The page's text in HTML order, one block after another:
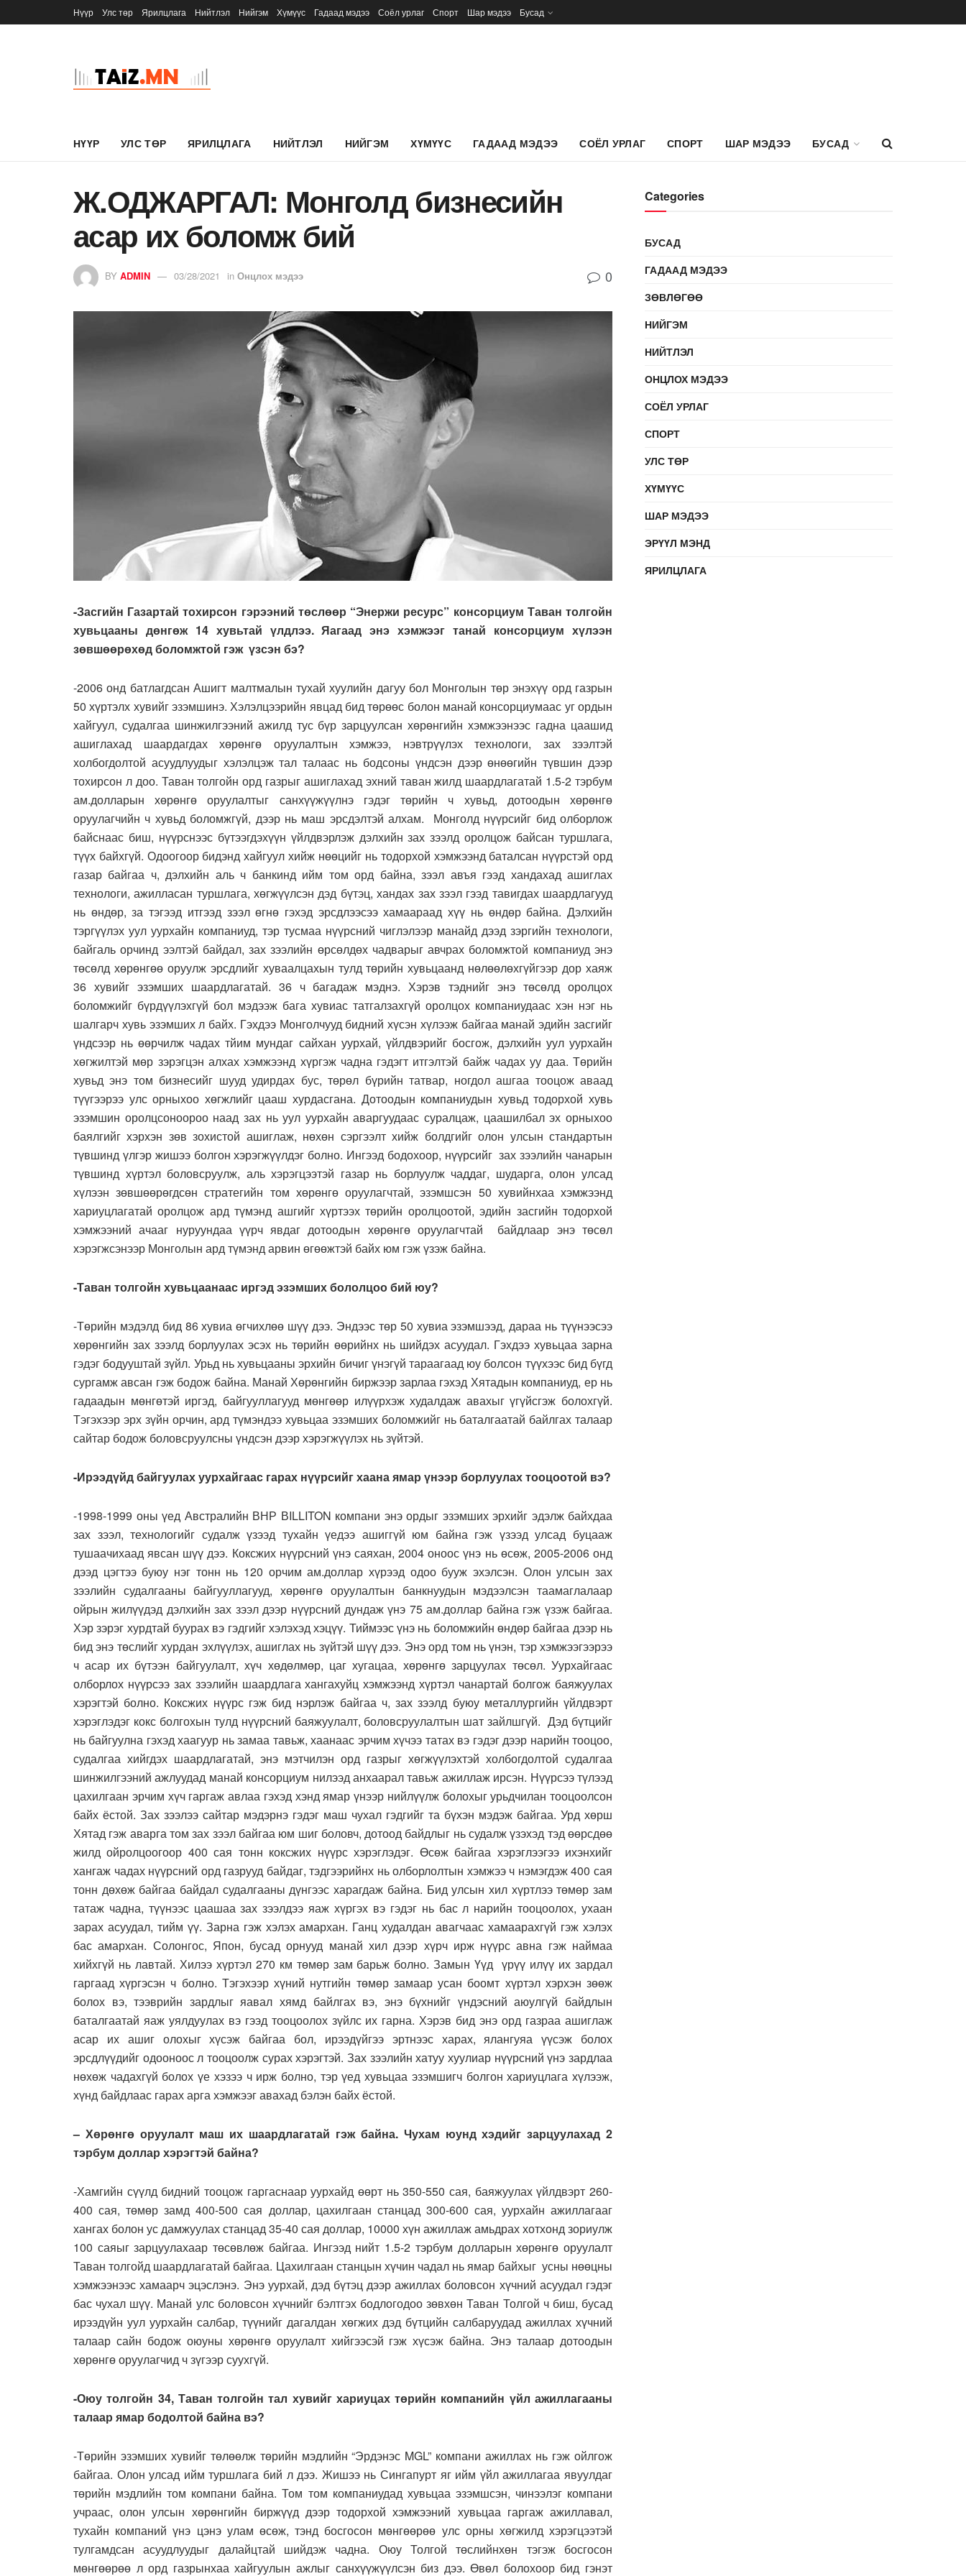
Нүүр Улс төр Ярилцлага Нийтлэл Нийгэм Хүмүүс Гадаад мэдээ Соёл урлаг Спорт Шар мэдээ Бусад
НҮҮР УЛС ТӨР ЯРИЛЦЛАГА НИЙТЛЭЛ НИЙГЭМ ХҮМҮҮС ГАДААД МЭДЭЭ СОЁЛ УРЛАГ СПОРТ ШАР МЭДЭЭ БУСАД
Ж.ОДЖАРГАЛ: Монголд бизнесийн
асар их боломж бий
BY ADMIN 03/28/2021 in Онцлох мэдээ 0
-Засгийн Газартай тохирсон гэрээний төслөөр “Энержи ресурс” консорциум Таван толгойн
хувьцааны дөнгөж 14 хувьтай үлдлээ. Яагаад энэ хэмжээг танай консорциум хүлээн
зөвшөөрөхөд боломжтой гэж үзсэн бэ?
-2006 онд батлагдсан Ашигт малтмалын тухай хуулийн дагуу бол Монголын төр энэхүү орд газрын
50 хүртэлх хувийг эзэмшинэ. Хэлэлцээрийн явцад бид төрөөс болон манай консорциумаас уг ордын
хайгуул, судалгаа шинжилгээний ажилд тус бүр зарцуулсан хөрөнгийн хэмжээнээс гадна цаашид
ашиглахад шаардагдах хөрөнгө оруулалтын хэмжээ, нэвтрүүлэх технологи, зах зээлтэй
холбогдолтой асуудлуудыг хэлэлцэж тал талаас нь бодсоны үндсэн дээр өнөөгийн түвшин дээр
тохирсон л доо. Таван толгойн орд газрыг ашиглахад эхний таван жилд шаардлагатай 1.5-2 тэрбум
ам.долларын хөрөнгө оруулалтыг санхүүжүүлнэ гэдэг төрийн ч хувьд, дотоодын хөрөнгө
оруулагчийн ч хувьд боломжгүй, дээр нь маш эрсдэлтэй алхам. Монголд нүүрсийг бид олборлож
байснаас биш, нүүрснээс бүтээгдэхүүн үйлдвэрлэж дэлхийн зах зээлд оролцож байсан туршлага,
түүх байхгүй. Одоогоор бидэнд хайгуул хийж нөөцийг нь тодорхой хэмжээнд баталсан нүүрстэй орд
газар байгаа ч, дэлхийн аль ч банкинд ийм том орд байна, зээл авъя гээд хандахад ашиглах
технологи, ажилласан туршлага, хөгжүүлсэн дэд бүтэц, хандах зах зээл гээд тавигдах шаардлагууд
нь өндөр, за тэгээд итгээд зээл өгнө гэхэд эрсдлээсээ хамаараад хүү нь өндөр байна. Дэлхийн
тэргүүлэх уул уурхайн компаниуд, тэр тусмаа нүүрсний чиглэлээр манайд дээд зэргийн технологи,
байгаль орчинд ээлтэй байдал, зах зээлийн өрсөлдөх чадварыг авчрах боломжтой компаниуд энэ
төсөлд хөрөнгөө оруулж эрсдлийг хуваалцахын тулд төрийн хувьцаанд нөлөөлөхгүйгээр дор хаяж
36 хувийг эзэмших шаардлагатай. 36 ч багадаж мэднэ. Хэрэв тэднийг энэ төсөлд оролцох
боломжийг бүрдүүлэхгүй бол мэдээж бага хувиас татгалзахгүй оролцох компаниудаас хэн нэг нь
шалгарч хувь эзэмших л байх. Гэхдээ Монголчууд бидний хүсэн хүлээж байгаа манай эдийн засгийг
үндсээр нь өөрчилж чадах тйим мундаг сайхан уурхай, үйлдвэрийг босгож, дэлхийн уул уурхайн
хөгжилтэй мөр зэрэгцэн алхах хэмжээнд хүргэж чадна гэдэгт итгэлтэй байж чадах уу даа. Төрийн
хувьд энэ том бизнесийг шууд удирдах бус, төрөл бүрийн татвар, ногдол ашгаа тооцож аваад
түүгээрээ улс орныхоо хөгжлийг цааш хурдасгана. Дотоодын компаниудын хувьд тодорхой хувь
эзэмшин оролцсоноороо наад зах нь уул уурхайн аваргуудаас суралцаж, цаашилбал эх орныхоо
баялгийг хэрхэн зөв зохистой ашиглаж, нөхөн сэргээлт хийж болдгийг олон улсын стандартын
түвшинд үлгэр жишээ болгон хэрэгжүүлдэг болно. Ингээд бодохоор, нүүрсийг зах зээлийн чанарын
түвшинд хүртэл боловсруулж, аль хэрэгцээтэй газар нь борлуулж чаддаг, шударга, олон улсад
хүлээн зөвшөөрөгдсөн стратегийн том хөрөнгө оруулагчтай, эзэмшсэн 50 хувийнхаа хэмжээнд
хариуцлагатай оролцож ард түмэнд ашгийг хүртээх төрийн оролцоотой, эдийн засгийн тодорхой
хэмжээний ачааг нуруундаа үүрч явдаг дотоодын хөрөнгө оруулагчтай байдлаар энэ төсөл
хэрэгжсэнээр Монголын ард түмэнд арвин өгөөжтэй байх юм гэж үзэж байна.
-Таван толгойн хувьцаанаас иргэд эзэмших бололцоо бий юу?
-Төрийн мэдэлд бид 86 хувиа өгчихлөө шүү дээ. Эндээс төр 50 хувиа эзэмшээд, дараа нь түүнээсээ
хөрөнгийн зах зээлд борлуулах эсэх нь төрийн өөрийнх нь шийдэх асуудал. Гэхдээ хувьцаа зарна
гэдэг бодууштай зүйл. Урьд нь хувьцааны эрхийн бичиг үнэгүй тараагаад юу болсон түүхээс бид бүгд
сургамж авсан гэж бодож байна. Манай Хөрөнгийн биржээр зарлаа гэхэд Хятадын компаниуд, ер нь
гадаадын мөнгөтэй иргэд, байгууллагууд мөнгөөр илүүрхэж худалдаж авахыг үгүйсгэж болохгүй.
Тэгэхээр эрх зүйн орчин, ард түмэндээ хувьцаа эзэмших боломжийг нь баталгаатай байлгах талаар
сайтар бодож боловсруулсны үндсэн дээр хэрэгжүүлэх нь зүйтэй.
-Ирээдүйд байгуулах уурхайгаас гарах нүүрсийг хаана ямар үнээр борлуулах тооцоотой вэ?
-1998-1999 оны үед Австралийн ВНР ВILLITON компани энэ ордыг эзэмших эрхийг эдэлж байхдаа
зах зээл, технологийг судалж үзээд тухайн үедээ ашиггүй юм байна гэж үзээд улсад буцааж
тушаачихаад явсан шүү дээ. Коксжих нүүрсний үнэ саяхан, 2004 оноос үнэ нь өсөж, 2005-2006 онд
дээд цэгтээ буюу нэг тонн нь 120 орчим ам.доллар хүрээд одоо бууж эхэлсэн. Олон улсын зах
зээлийн судалгааны байгууллагууд, хөрөнгө оруулалтын банкнуудын мэдээлсэн таамаглалаар
ойрын жилүүдэд дэлхийн зах зээл дээр нүүрсний дундаж үнэ 75 ам.доллар байна гэж үзэж байгаа.
Хэр зэрэг хурдтай буурах вэ гэдгийг хэлэхэд хэцүү. Тиймээс үнэ нь боломжийн өндөр байгаа дээр нь
бид энэ төслийг хурдан эхлүүлэх, ашиглах нь зүйтэй шүү дээ. Энэ орд том нь үнэн, тэр хэмжээгээрээ
ч асар их бүтээн байгуулалт, хүч хөдөлмөр, цаг хугацаа, хөрөнгө зарцуулах төсөл. Уурхайгаас
олборлох нүүрсээ зах зээлийн шаардлага хангахуйц хэмжээнд хүртэл чанартай болгож баяжуулах
хэрэгтэй болно. Коксжих нүүрс гэж бид нэрлэж байгаа ч, зах зээлд буюу металлургийн үйлдвэрт
хэрэглэдэг кокс болгохын тулд нүүрсний баяжуулалт, боловсруулалтын шат зайлшгүй. Дэд бүтцийг
нь байгуулна гэхэд хаагуур нь замаа тавьж, хаанаас эрчим хүчээ татах вэ гэдэг дээр нарийн тооцоо,
судалгаа хийгдэх шаардлагатай, энэ мэтчилэн орд газрыг хөгжүүлэхтэй холбогдолтой судалгаа
шинжилгээний ажлуудад манай консорциум нилээд анхаарал тавьж ажиллаж ирсэн. Нүүрсээ түлээд
цахилгаан эрчим хүч гаргаж авлаа гэхэд хэнд ямар үнээр нийлүүлж болохыг урьдчилан тооцоолсон
байх ёстой. Зах зээлээ сайтар мэдэрнэ гэдэг маш чухал гэдгийг та бүхэн мэдэж байгаа. Урд хөрш
Хятад гэж аварга том зах зээл байгаа юм шиг боловч, дотоод байдлыг нь судалж үзэхэд тэд өөрсдөө
жилд ойролцоогоор 400 сая тонн коксжих нүүрс хэрэглэдэг. Өсөж байгаа хэрэглээгээ ихэнхийг
хангаж чадах нүүрсний орд газрууд байдаг, тэдгээрийнх нь олборлолтын хэмжээ ч нэмэгдэж 400 сая
тонн дөхөж байгаа байдал судалгааны дүнгээс харагдаж байна. Бид улсын хил хүртлээ төмөр зам
татаж чадна, түүнээс цаашаа зах зээлдээ яаж хүргэх вэ гэдэг нь бас л нарийн тооцоолох, ухаан
зарах асуудал, тийм үү. Зарна гэж хэлэх амархан. Ганц худалдан авагчаас хамаарахгүй гэж хэлэх
бас амархан. Солонгос, Япон, бусад орнууд манай хил дээр хүрч ирж нүүрс авна гэж наймаа
хийхгүй нь лавтай. Хилээ хүртэл 270 км төмөр зам барьж болно. Замын Үүд үрүү илүү их зардал
гаргаад хүргэсэн ч болно. Тэгэхээр хүний нутгийн төмөр замаар усан боомт хүртэл хэрхэн зөөж
болох вэ, тээврийн зардлыг яавал хямд байлгах вэ, энэ бүхнийг үндэсний аюулгүй байдлын
баталгаатай яаж уялдуулах вэ гээд тооцоолох зүйлс их гарна. Хэрэв бид энэ орд газраа ашиглаж
асар их ашиг олохыг хүсэж байгаа бол, ирээдүйгээ эртнээс харах, ялангуяа үүсэж болох
эрсдлүүдийг одооноос л тооцоолж сурах хэрэгтэй. Зах зээлийн хатуу хуулиар нүүрсний үнэ зардлаа
нөхөж чадахгүй болох үе хэзээ ч ирж болно, тэр үед хувьцаа эзэмшигч болгон хариуцлага хүлээж,
хүнд байдлаас гарах арга хэмжээг авахад бэлэн байх ёстой.
– Хөрөнгө оруулалт маш их шаардлагатай гэж байна. Чухам юунд хэдийг зарцуулахад 2
тэрбум доллар хэрэгтэй байна?
-Хамгийн сүүлд бидний тооцож гаргаснаар уурхайд өөрт нь 350-550 сая, баяжуулах үйлдвэрт 260-
400 сая, төмөр замд 400-500 сая доллар, цахилгаан станцад 300-600 сая, уурхайн ажиллагааг
хангах болон ус дамжуулах станцад 35-40 сая доллар, 10000 хүн ажиллаж амьдрах хотхонд зориулж
100 саяыг зарцуулахаар төсөвлөж байгаа. Ингээд нийт 1.5-2 тэрбум долларын хөрөнгө оруулалт
Таван толгойд шаардлагатай байгаа. Цахилгаан станцын хүчин чадал нь ямар байхыг усны нөөцны
хэмжээнээс хамаарч эцэслэнэ. Энэ уурхай, дэд бүтэц дээр ажиллах боловсон хүчний асуудал гэдэг
бас чухал шүү. Манай улс боловсон хүчнийг бэлтгэх бодлогодоо зөвхөн Таван Толгой ч биш, бусад
ирээдүйн уул уурхайн салбар, түүнийг дагалдан хөгжих дэд бүтцийн салбаруудад ажиллах хүчний
талаар сайн бодож оюуны хөрөнгө оруулалт хийгээсэй гэж хүсэж байна. Энэ талаар дотоодын
хөрөнгө оруулагчид ч зүгээр суухгүй.
-Оюу толгойн 34, Таван толгойн тал хувийг хариуцах төрийн компанийн үйл ажиллагааны
талаар ямар бодолтой байна вэ?
-Төрийн эзэмших хувийг төлөөлж төрийн мэдлийн “Эрдэнэс MGL” компани ажиллах нь гэж ойлгож
байгаа. Олон улсад ийм туршлага бий л дээ. Жишээ нь Сингапурт яг ийм үйл ажиллагаа явуулдаг
төрийн мэдлийн том компани байна. Том том компаниудад хувьцаа эзэмшсэн, чинээлэг компани
учраас, олон улсын хөрөнгийн биржүүд дээр тодорхой хэмжээний хувьцаа гаргаж ажиллавал,
тухайн компаний үнэ цэнэ улам өсөж, тэнд босгосон мөнгөөрөө улс орны хөгжилд хэрэгцээтэй
тулгамдсан асуудлуудыг далайцтай шийдэж чадна. Оюу Толгой төслийнхөн тэгэж босгосон
мөнгөөрөө л орд газрынхаа хайгуулын ажлыг санхүүжүүлсэн биз дээ. Өвөл болохоор бид гэнэт
Categories
БУСАД
ГАДААД МЭДЭЭ
ЗӨВЛӨГӨӨ
НИЙГЭМ
НИЙТЛЭЛ
ОНЦЛОХ МЭДЭЭ
СОЁЛ УРЛАГ
СПОРТ
УЛС ТӨР
ХҮМҮҮС
ШАР МЭДЭЭ
ЭРҮҮЛ МЭНД
ЯРИЛЦЛАГА